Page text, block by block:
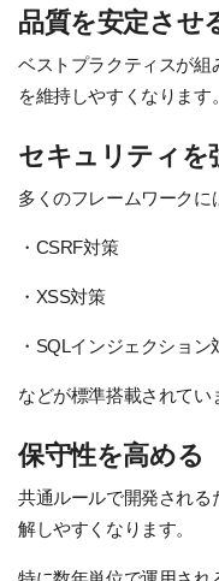
品質を安定させ
ベストプラクティスが
を維持しやすくなります。
セキュリティを
多くのフレームワークに
・CSRF対策
・XSS対策
・SQLインジェクション
などが標準搭載されてい
保守性を高める
共通ルールで開発される
解しやすくなります。